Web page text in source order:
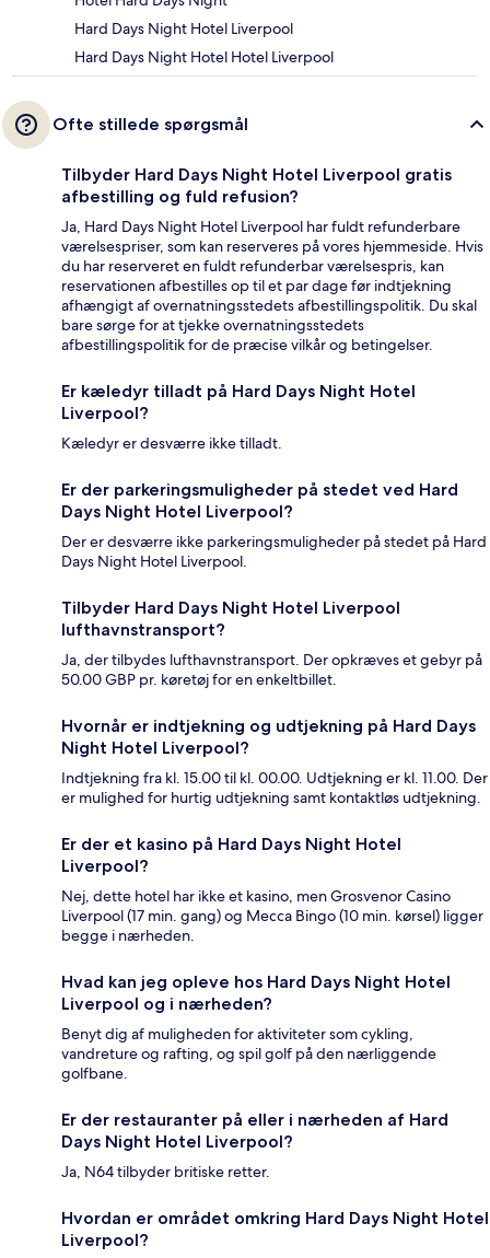
Hard Days Night Hotel Liverpool
Hard Days Night Hotel Hotel Liverpool
Ofte stillede spørgsmål
Tilbyder Hard Days Night Hotel Liverpool gratis
afbestilling og fuld refusion?
Ja, Hard Days Night Hotel Liverpool har fuldt refunderbare
værelsespriser, som kan reserveres på vores hjemmeside. Hvis
du har reserveret en fuldt refunderbar værelsespris, kan
reservationen afbestilles op til et par dage før indtjekning
afhængigt af overnatningsstedets afbestillingspolitik. Du skal
bare sørge for at tjekke overnatningsstedets
afbestillingspolitik for de præcise vilkår og betingelser.
Er kæledyr tilladt på Hard Days Night Hotel
Liverpool?
Kæledyr er desværre ikke tilladt.
Er der parkeringsmuligheder på stedet ved Hard
Days Night Hotel Liverpool?
Der er desværre ikke parkeringsmuligheder på stedet på Hard
Days Night Hotel Liverpool.
Tilbyder Hard Days Night Hotel Liverpool
lufthavnstransport?
Ja, der tilbydes lufthavnstransport. Der opkræves et gebyr på
50.00 GBP pr. køretøj for en enkeltbillet.
Hvornår er indtjekning og udtjekning på Hard Days
Night Hotel Liverpool?
Indtjekning fra kl. 15.00 til kl. 00.00. Udtjekning er kl. 11.00. Der
er mulighed for hurtig udtjekning samt kontaktløs udtjekning.
Er der et kasino på Hard Days Night Hotel
Liverpool?
Nej, dette hotel har ikke et kasino, men Grosvenor Casino
Liverpool (17 min. gang) og Mecca Bingo (10 min. kørsel) ligger
begge i nærheden.
Hvad kan jeg opleve hos Hard Days Night Hotel
Liverpool og i nærheden?
Benyt dig af muligheden for aktiviteter som cykling,
vandreture og rafting, og spil golf på den nærliggende
golfbane.
Er der restauranter på eller i nærheden af Hard
Days Night Hotel Liverpool?
Ja, N64 tilbyder britiske retter.
Hvordan er området omkring Hard Days Night Hotel
Liverpool?